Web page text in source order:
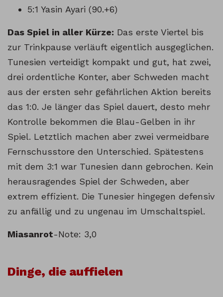
5:1 Yasin Ayari (90.+6)
Das Spiel in aller Kürze: Das erste Viertel bis
zur Trinkpause verläuft eigentlich ausgeglichen.
Tunesien verteidigt kompakt und gut, hat zwei,
drei ordentliche Konter, aber Schweden macht
aus der ersten sehr gefährlichen Aktion bereits
das 1:0. Je länger das Spiel dauert, desto mehr
Kontrolle bekommen die Blau-Gelben in ihr
Spiel. Letztlich machen aber zwei vermeidbare
Fernschusstore den Unterschied. Spätestens
mit dem 3:1 war Tunesien dann gebrochen. Kein
herausragendes Spiel der Schweden, aber
extrem effizient. Die Tunesier hingegen defensiv
zu anfällig und zu ungenau im Umschaltspiel.
Miasanrot-Note: 3,0
Dinge, die auffielen